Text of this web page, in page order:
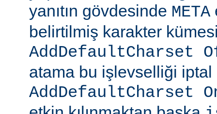
yanıtın gövdesinde META
belirtilmiş karakter
AddDefaultCharset
atama bu işlevselliği iptal
AddDefaultCharset